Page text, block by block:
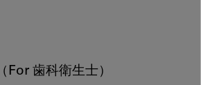
（For 歯科衛生士）